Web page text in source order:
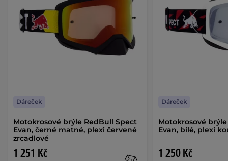
Motokrosové brýle RedBull Spect
Evan, černé matné, plexi červené
zrcadlové
1 251 Kč
Dáreček
Motokrosové
Evan, bílé, plexi
1 250 Kč
Dáreček